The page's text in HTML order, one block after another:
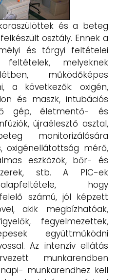
és a beteg
osztály. Ennek a
és tárgyi feltételei
melyeknek
működőképes
a következők: oxigén,
és maszk, intubációs
gép, életmentő- és
újraélesztő asztal,
monitorizálására
oxigénellátottság mérő,
eszközök, bőr- és
stb. A PIC-ek
hogy
számú, jól képzett
akik megbízhatóak,
fegyelmezettek,
együttműködni
Az intenzív ellátás
munkarendben
munkarendhez kell